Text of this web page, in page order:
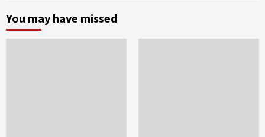
You may have missed